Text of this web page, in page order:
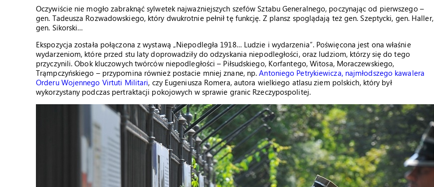
Oczywiście nie mogło zabraknąć sylwetek najważniejszych szefów Sztabu Generalnego, poczynając od pierwszego –
gen. Tadeusza Rozwadowskiego, który dwukrotnie pełnił tę funkcję. Z plansz spoglądają też gen. Szeptycki, gen. Haller,
gen. Sikorski…
Ekspozycja została połączona z wystawą „Niepodległa 1918… Ludzie i wydarzenia”. Poświęcona jest ona właśnie
wydarzeniom, które przed stu laty doprowadziły do odzyskania niepodległości, oraz ludziom, którzy się do tego
przyczynili. Obok kluczowych twórców niepodległości – Piłsudskiego, Korfantego, Witosa, Moraczewskiego,
Trąmpczyńskiego – przypomina również postacie mniej znane, np.Antoniego Petrykiewicza, najmłodszego kawalera
Orderu Wojennego Virtuti Militari, czy Eugeniusza Romera, autora wielkiego atlasu ziem polskich, który był
wykorzystany podczas pertraktacji pokojowych w sprawie granic Rzeczypospolitej.